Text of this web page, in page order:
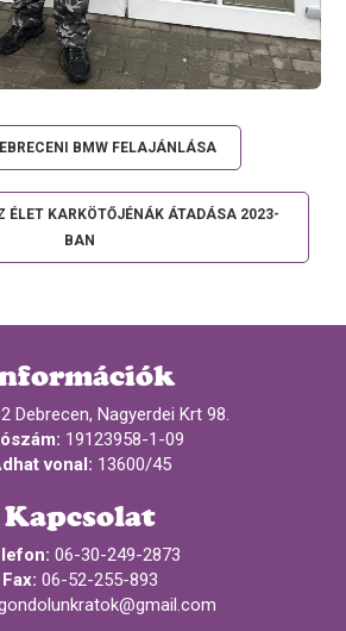
BMW FELAJÁNLÁSA
ÉLET KARKÖTŐJÉNÁK ÁTADÁSA 2023-
BAN
Debrecen, Nagyerdei Krt 98.
19123958-1-09
vonal: 13600/45
Kapcsolat
06-30-249-2873
Fax: 06-52-255-893